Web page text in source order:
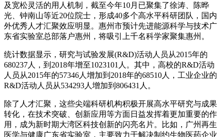
及宽松灵活的用人机制，截至今年10月已聚集了徐涛、陈晔
光、钟南山等近20位院士，形成40多个高水平科研团队，国内
外优秀人才汇聚效应明显。惠州市预计先进能源科学与技术广
东省实验室总部落户惠州，将吸引上千名科学家聚集惠州。
统计数据显示，研究与试验发展(R&D)活动人员从2015年的
680237人，到2018年增至1023101人。其中，高校的R&D活动
人员从2015年的57346人增加到2018年的68510人，工业企业的
R&D活动人员从534293人增加到806431人。
除了人才汇聚，这些尖端科研机构积极开展高水平研究与成果
转化，在技术突破、创新应用等方面日益发挥着更加重要的作
用，成为新时期大湾区科技创新的闪亮名片。比如，广州再生
医学与健康广东省实验室，主要致力于解决制约生物医药企业